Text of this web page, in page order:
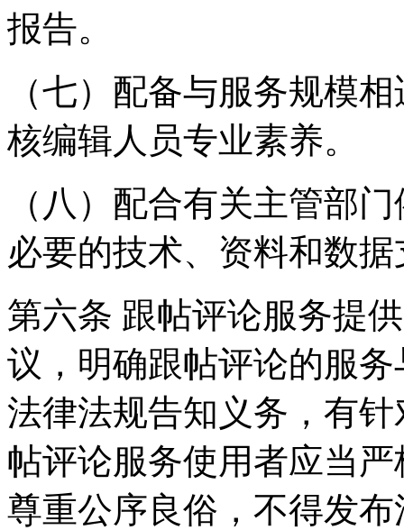
报告。
（七）配备与服务规模
核编辑人员专业素养。
（八）配合有关主管部
必要的技术、资料和数
第六条 跟帖评论服务提
议，明确跟帖评论的服
法律法规告知义务，有
帖评论服务使用者应当
尊重公序良俗，不得发